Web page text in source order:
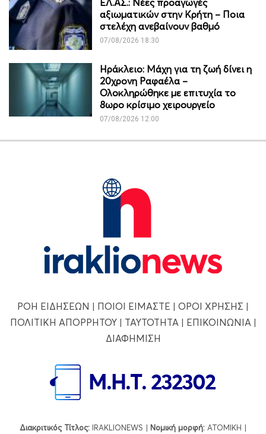
ΕΛ.ΑΣ.: Νέες προαγωγές
αξιωματικών στην Κρήτη – Ποια
στελέχη ανεβαίνουν βαθμό
07/08/2026 18:30
Ηράκλειο: Μάχη για τη ζωή δίνει η
20χρονη Ραφαέλα –
Ολοκληρώθηκε με επιτυχία το
8ωρο κρίσιμο χειρουργείο
07/08/2026 12:00
ΡΟΗ ΕΙΔΗΣΕΩΝ | ΠΟΙΟΙ ΕΙΜΑΣΤΕ | ΟΡΟΙ ΧΡΗΣΗΣ |
ΠΟΛΙΤΙΚΗ ΑΠΟΡΡΗΤΟΥ| ΤΑΥΤΟΤΗΤΑ| ΕΠΙΚΟΙΝΩΝΙΑ|
ΔΙΑΦΗΜΙΣΗ
Διακριτικός Τίτλος: IRAKLIONEWS | Νομική μορφή: ΑΤΟΜΙΚΗ |